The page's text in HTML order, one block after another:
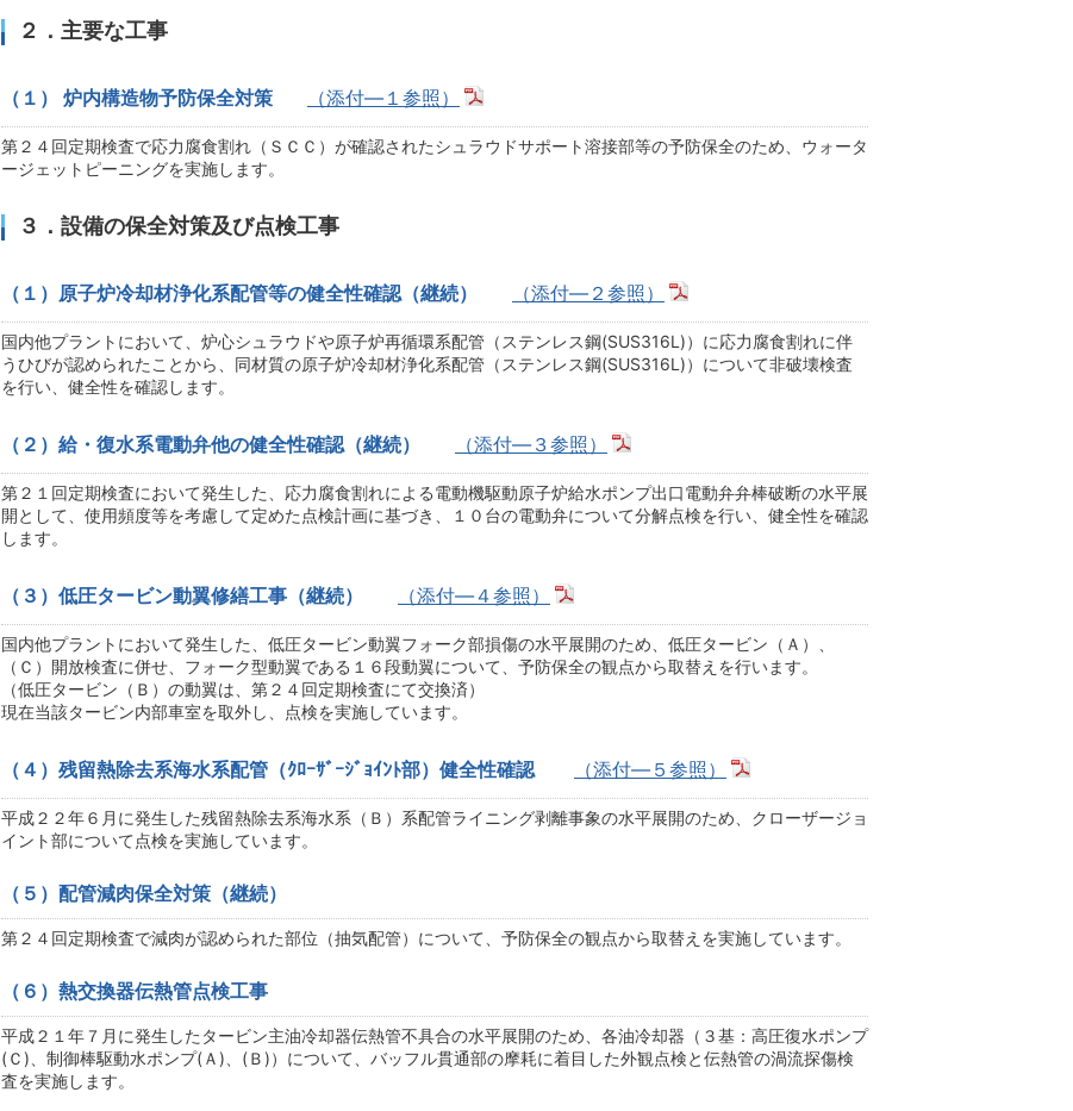
２．主要な工事
（１） 炉内構造物予防保全対策 （添付―１参照）
第２４回定期検査で応力腐食割れ（ＳＣＣ）が確認されたシュラウドサポート溶接部等の予防保全のため、ウォータ
ージェットピーニングを実施します。
３．設備の保全対策及び点検工事
（１）原子炉冷却材浄化系配管等の健全性確認（継続） （添付―２参照）
国内他プラントにおいて、炉心シュラウドや原子炉再循環系配管（ステンレス鋼(SUS316L)）に応力腐食割れに伴
うひびが認められたことから、同材質の原子炉冷却材浄化系配管（ステンレス鋼(SUS316L)）について非破壊検査
を行い、健全性を確認します。
（２）給・復水系電動弁他の健全性確認（継続） （添付―３参照）
第２１回定期検査において発生した、応力腐食割れによる電動機駆動原子炉給水ポンプ出口電動弁弁棒破断の水平展
開として、使用頻度等を考慮して定めた点検計画に基づき、１０台の電動弁について分解点検を行い、健全性を確認
します。
（３）低圧タービン動翼修繕工事（継続） （添付―４参照）
国内他プラントにおいて発生した、低圧タービン動翼フォーク部損傷の水平展開のため、低圧タービン（Ａ）、
（Ｃ）開放検査に併せ、フォーク型動翼である１６段動翼について、予防保全の観点から取替えを行います。
（低圧タービン（Ｂ）の動翼は、第２４回定期検査にて交換済）
現在当該タービン内部車室を取外し、点検を実施しています。
（４）残留熱除去系海水系配管（ｸﾛｰｻﾞｰｼﾞｮｲﾝﾄ部）健全性確認 （添付―５参照）
平成２２年６月に発生した残留熱除去系海水系（Ｂ）系配管ライニング剥離事象の水平展開のため、クローザージョ
イント部について点検を実施しています。
（５）配管減肉保全対策（継続）
第２４回定期検査で減肉が認められた部位（抽気配管）について、予防保全の観点から取替えを実施しています。
（６）熱交換器伝熱管点検工事
平成２１年７月に発生したタービン主油冷却器伝熱管不具合の水平展開のため、各油冷却器（３基：高圧復水ポンプ
(Ｃ)、制御棒駆動水ポンプ(Ａ)、(Ｂ)）について、バッフル貫通部の摩耗に着目した外観点検と伝熱管の渦流探傷検
査を実施します。